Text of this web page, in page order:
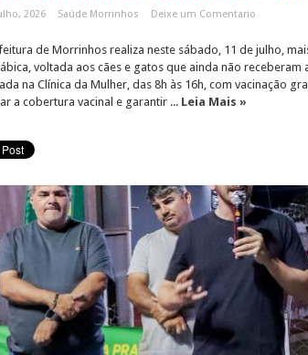
2026 Saúde Morrinhos Deixe um Comentario
de Morrinhos realiza neste sábado, 11 de julho,
voltada aos cães e gatos que ainda não receberam
na Clínica da Mulher, das 8h às 16h, com vacinação
a cobertura vacinal e garantir ... Leia Mais »